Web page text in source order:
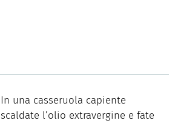
In una casseruola capiente
scaldate l’olio extravergine e fate